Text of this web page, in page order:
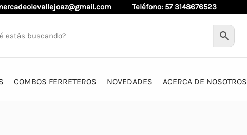
Teléfono: 57 3148676523
COMBOS FERRETEROS NOVEDADES ACERCA DE NOSOTROS